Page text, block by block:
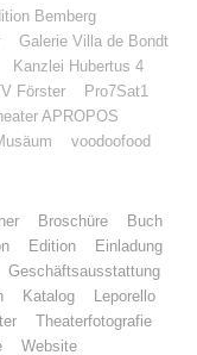
Bemberg
Galerie Villa de Bondt
Kanzlei Hubertus 4
Förster
Pro7Sat1
APROPOS
voodoofood
Broschüre
Buch
Edition
Einladung
Geschäftsausstattung
Katalog
Leporello
Theaterfotografie
Website